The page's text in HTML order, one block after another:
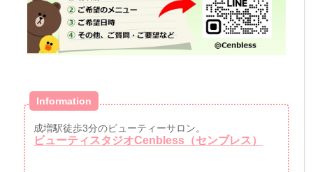
Information
成増駅徒歩3分のビューティーサロン。
ビューティスタジオCenbless（センブレス）